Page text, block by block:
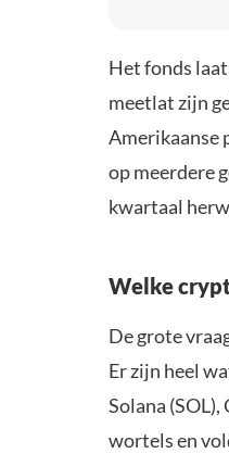
Het fonds
meetlat zijn
Amerikaanse
op meerdere
kwartaal
Welke
De grote
Er zijn heel
Solana
wortels en